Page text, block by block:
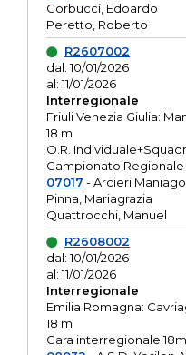
Corbucci, Edoardo
Peretto, Roberto
R2607002
dal: 10/01/2026
al: 11/01/2026
Interregionale
Friuli Venezia Giulia:
18 m
O.R.
Campionato Regionale
07017 - Arcieri Maniago
Pinna, Mariagrazia
Quattrocchi, Manuel
R2608002
dal: 10/01/2026
al: 11/01/2026
Interregionale
Emilia Romagna:
18 m
Gara interregionale 18m